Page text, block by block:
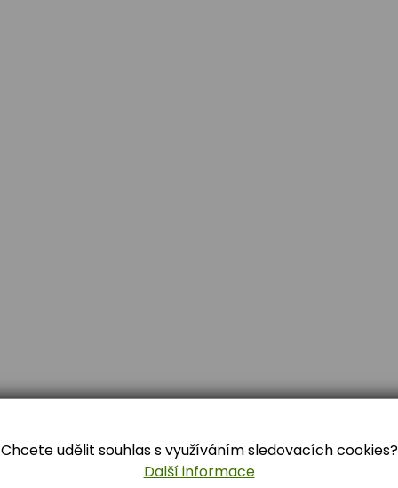
Chcete udělit souhlas s využíváním sledovacích cookies?
Další informace